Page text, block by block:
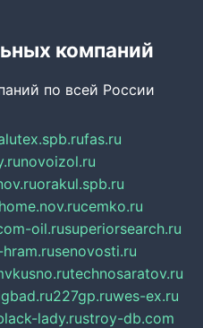
компаний
по всей России
fas.ru
novoizol.ru
orakul.spb.ru
home.nov.rucemko.ru
oil.rusuperiorsearch.ru
hram.rusenovosti.ru
technosaratov.ru
227gp.ruwes-ex.ru
lady.rustroy-db.com